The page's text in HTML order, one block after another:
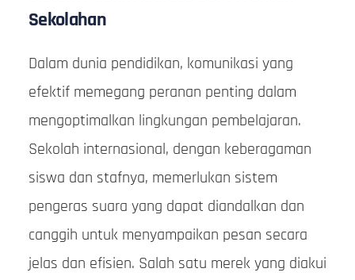
Sekolahan
Dalam dunia pendidikan, komunikasi yang
efektif memegang peranan penting dalam
mengoptimalkan lingkungan pembelajaran.
Sekolah internasional, dengan keberagaman
siswa dan stafnya, memerlukan sistem
pengeras suara yang dapat diandalkan dan
canggih untuk menyampaikan pesan secara
jelas dan efisien. Salah satu merek yang diakui